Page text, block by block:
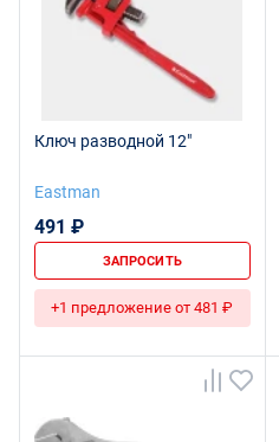
Ключ разводной 12"
Eastman
491 ₽
ЗАПРОСИТЬ
+1 предложение от 481 ₽